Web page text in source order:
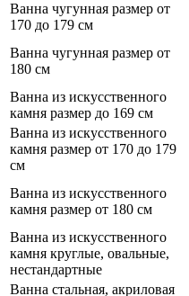
Ванна чугунная размер от
170 до 179 см
Ванна чугунная размер от
180 см
Ванна из искусственного
камня размер до 169 см
Ванна из искусственного
камня размер от 170 до 179
см
Ванна из искусственного
камня размер от 180 см
Ванна из искусственного
камня круглые, овальные,
нестандартные
Ванна стальная, акриловая